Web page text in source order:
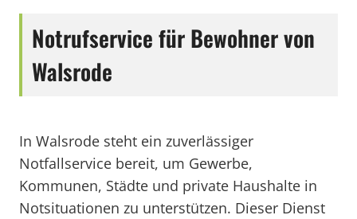
Notrufservice für Bewohner von
Walsrode
In Walsrode steht ein zuverlässiger
Notfallservice bereit, um Gewerbe,
Kommunen, Städte und private Haushalte in
Notsituationen zu unterstützen. Dieser Dienst